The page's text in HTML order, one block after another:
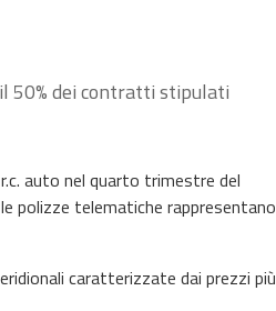
50% dei contratti stipulati
auto nel quarto trimestre del
polizze telematiche rappresentano
caratterizzate dai prezzi più